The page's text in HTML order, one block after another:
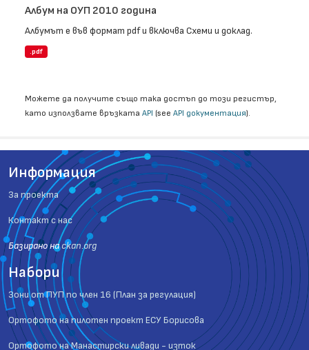
Албум на ОУП 2010 година
Албумът е във формат pdf и включва Схеми и доклад.
.pdf
Можете да получите също така достъп до този регистър,
като използвате връзката API (see API документация).
Информация
За проекта
Контакт с нас
Базиранo наckan.org
Набори
Зони от ПУП по член 16 (План за регулация)
Ортофото на пилотен проект ЕСУ Борисова
Ортофото на Манастирски ливади - изток